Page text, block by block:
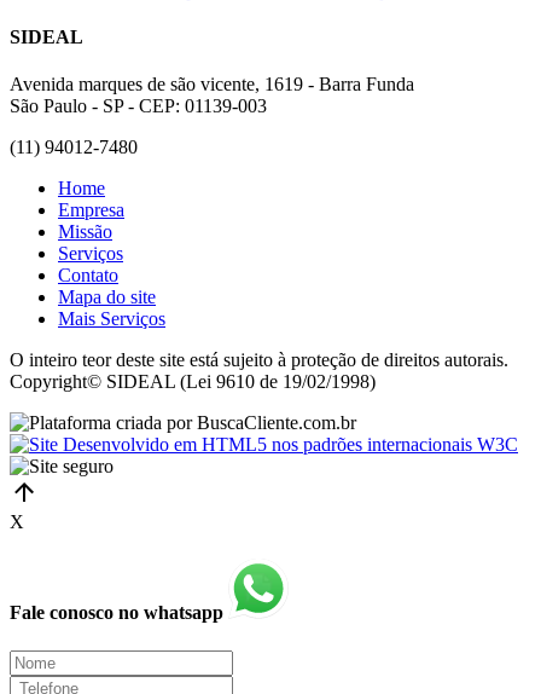
SIDEAL
Avenida marques de são vicente, 1619 - Barra Funda
São Paulo - SP - CEP: 01139-003
(11) 94012-7480
Home
Empresa
Missão
Serviços
Contato
Mapa do site
Mais Serviços
O inteiro teor deste site está sujeito à proteção de direitos autorais.
Copyright© SIDEAL (Lei 9610 de 19/02/1998)
X
Fale conosco no whatsapp